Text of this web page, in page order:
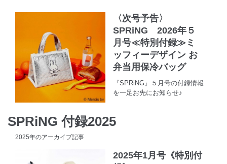
〈次号予告〉
SPRiNG 2026年５
月号≪特別付録≫ミ
ッフィーデザイン お
弁当用保冷バッグ
『SPRiNG』５月号の付録情報
を一足お先にお知らせ♪
SPRiNG 付録2025
2025年のアーカイブ記事
2025年1月号《特別付